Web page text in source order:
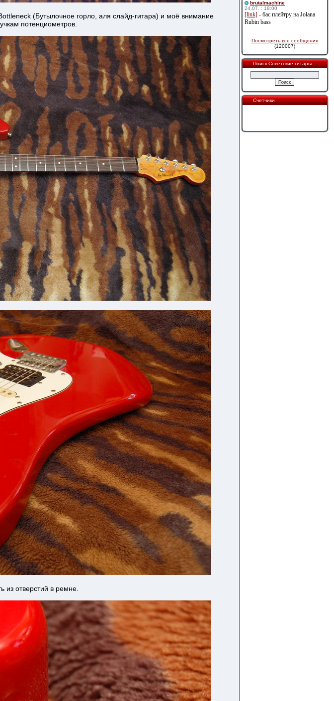
(Бутылочное горло, аля слайд-гитара) и моё внимание
потенциометров.
из отверстий в ремне.
brutalmachine
24.07. : 18:00
[link] - бас плейтру на Jolana
Rubin bass
Посмотреть все сообщения
(120007)
Поиск Советские гитары
Счетчики